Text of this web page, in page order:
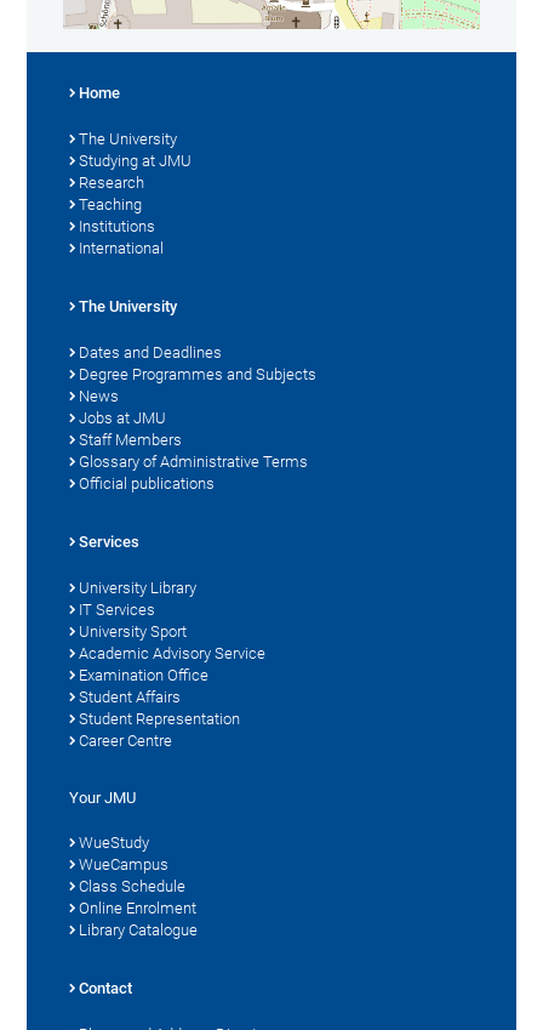
Home
The University
Studying at JMU
Research
Teaching
Institutions
International
The University
Dates and Deadlines
Degree Programmes and Subjects
News
Jobs at JMU
Staff Members
Glossary of Administrative Terms
Official publications
Services
University Library
IT Services
University Sport
Academic Advisory Service
Examination Office
Student Affairs
Student Representation
Career Centre
Your JMU
WueStudy
WueCampus
Class Schedule
Online Enrolment
Library Catalogue
Contact